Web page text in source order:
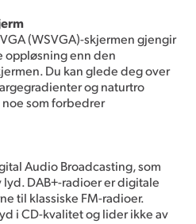
(WSVGA)-skjermen gjengir
oppløsning enn den
Du kan glede deg over
og naturtro
som forbedrer
Audio Broadcasting, som
DAB+-radioer er digitale
til klassiske FM-radioer.
i CD-kvalitet og lider ikke av